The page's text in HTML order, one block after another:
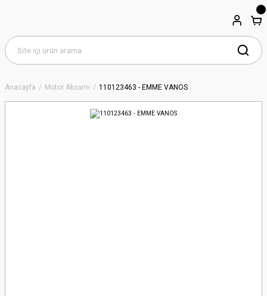
Anasayfa Motor Aksamı 110123463 - EMME VANOS